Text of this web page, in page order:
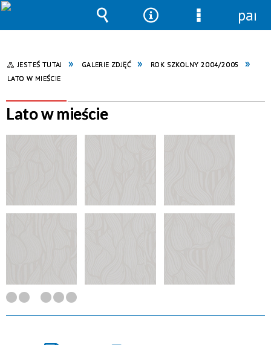
JESTEŚ TUTAJ GALERIE ZDJĘĆ
ROK SZKOLNY 2004/2005
LATO W MIEŚCIE
Lato w mieście
Wyszukiwarka
NarzędziaMenu